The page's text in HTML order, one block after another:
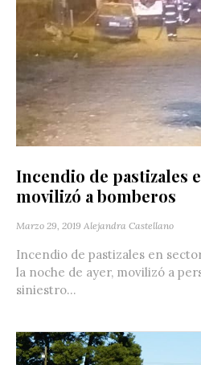
Incendio de pastizales
movilizó a bomberos
Marzo 29, 2019 Alejandra Castellano
Incendio de pastizales en
la noche de ayer, movilizó a
siniestro...